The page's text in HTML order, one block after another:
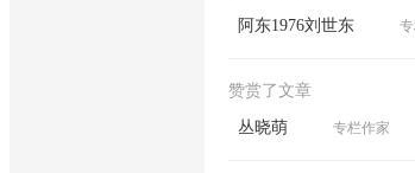
阿东1976刘世东
赞赏了文章
丛晓萌 专栏作家